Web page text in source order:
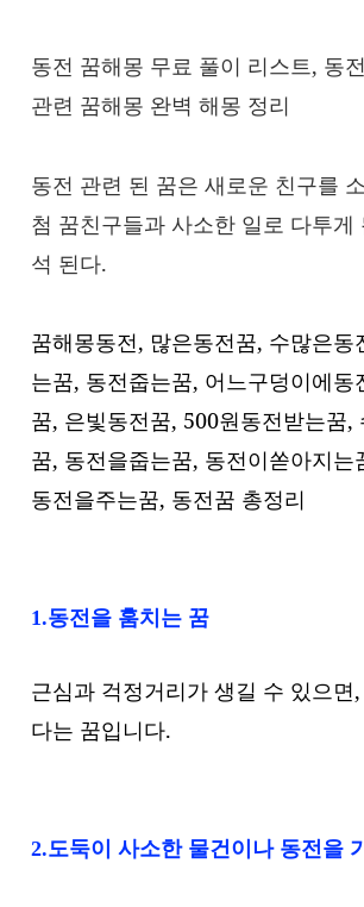
동전 꿈해몽 무료 풀이 리스트, 동
관련 꿈해몽 완벽 해몽 정리
동전 관련 된 꿈은 새로운 친구를
첨 꿈친구들과 사소한 일로 다투
석 된다.
꿈해몽동전, 많은동전꿈, 수많은
는꿈, 동전줍는꿈, 어느구덩이에
꿈, 은빛동전꿈, 500원동전받는꿈
꿈, 동전을줍는꿈, 동전이쏟아지
동전을주는꿈, 동전꿈 총정리
1.동전을 훔치는 꿈
근심과 걱정거리가 생길 수 있으
다는 꿈입니다.
2.도둑이 사소한 물건이나 동전을